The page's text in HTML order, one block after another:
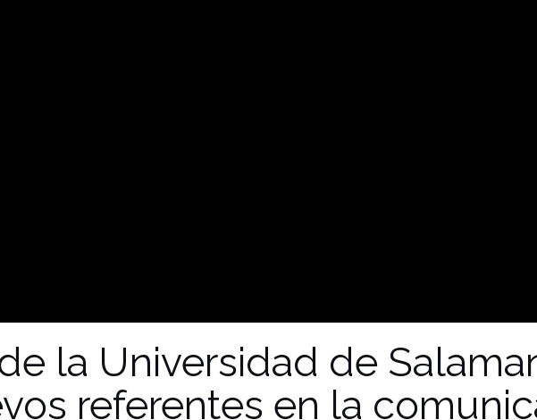
la Universidad de
referentes en la